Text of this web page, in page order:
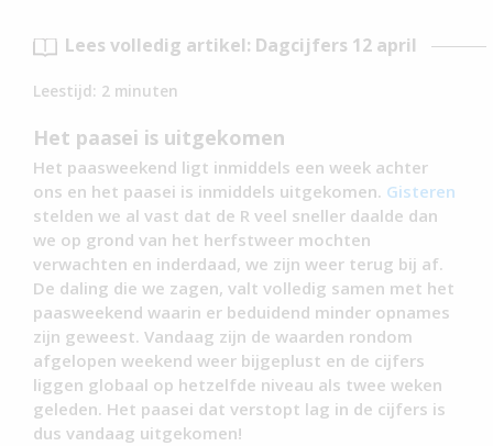
Lees volledig artikel: Dagcijfers 12 april
Leestijd: 2 minuten
Het paasei is uitgekomen
Het paasweekend ligt inmiddels een week achter
ons en het paasei is inmiddels uitgekomen. Gisteren
stelden we al vast dat de R veel sneller daalde dan
we op grond van het herfstweer mochten
verwachten en inderdaad, we zijn weer terug bij af.
De daling die we zagen, valt volledig samen met het
paasweekend waarin er beduidend minder opnames
zijn geweest. Vandaag zijn de waarden rondom
afgelopen weekend weer bijgeplust en de cijfers
liggen globaal op hetzelfde niveau als twee weken
geleden. Het paasei dat verstopt lag in de cijfers is
dus vandaag uitgekomen!